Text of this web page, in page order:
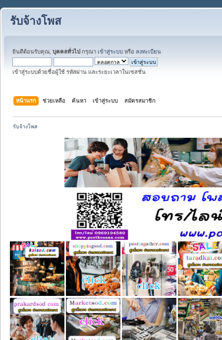
รับจ้างโพส
ยินดีต้อนรับคุณ, บุคคลทั่วไป กรุณา เข้าสู่ระบบ หรือ ลงทะเบียน
เข้าสู่ระบบด้วยชื่อผู้ใช้ รหัสผ่าน และระยะเวลาในเซสชั่น
หน้าแรก ช่วยเหลือ ค้นหา เข้าสู่ระบบ สมัครสมาชิก
รับจ้างโพส